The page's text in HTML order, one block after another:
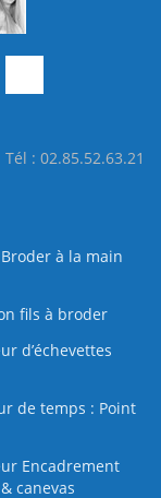
Tél : 02.85.52.63.21
à la main
fils à broder
d’échevettes
de temps : Point
Encadrement
canevas